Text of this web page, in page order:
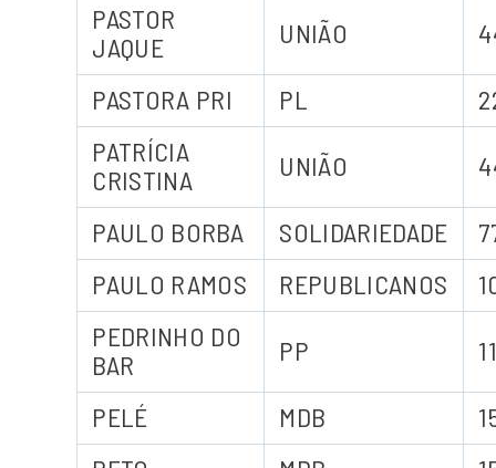
PASTOR
JAQUE
UNIÃO
PASTORA PRI PL
PATRÍCIA
CRISTINA
UNIÃO
PAULO BORBA SOLIDARIEDADE
PAULO RAMOS
REPUBLICANOS
PEDRINHO DO
BAR
PP
PELÉ MDB